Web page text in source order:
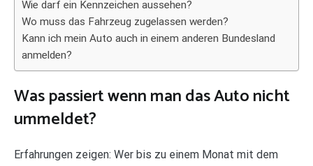
Wie darf ein Kennzeichen aussehen?
Wo muss das Fahrzeug zugelassen werden?
Kann ich mein Auto auch in einem anderen Bundesland
anmelden?
Was passiert wenn man das Auto nicht
ummeldet?
Erfahrungen zeigen: Wer bis zu einem Monat mit dem